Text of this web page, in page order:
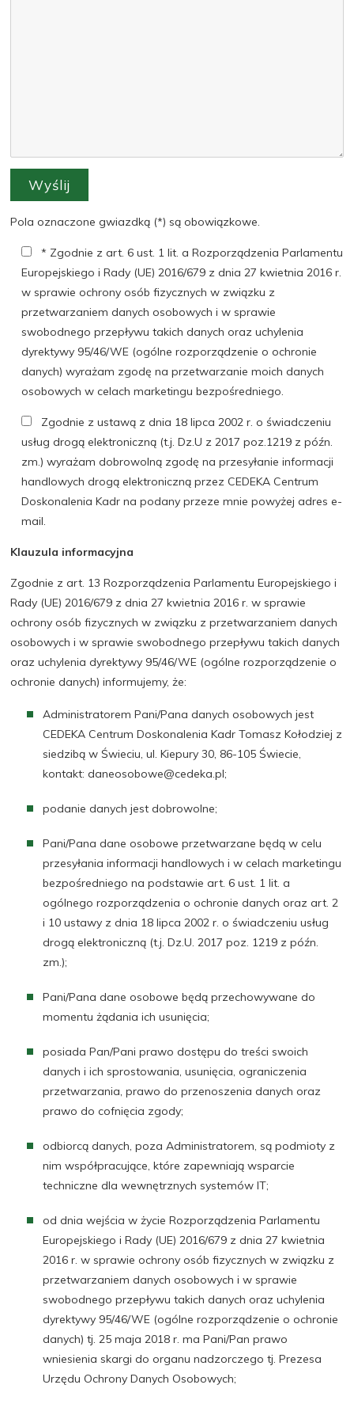
Pola oznaczone gwiazdką (*) są obowiązkowe.
* Zgodnie z art. 6 ust. 1 lit. a Rozporządzenia Parlamentu
Europejskiego i Rady (UE) 2016/679 z dnia 27 kwietnia 2016 r.
w sprawie ochrony osób fizycznych w związku z
przetwarzaniem danych osobowych i w sprawie
swobodnego przepływu takich danych oraz uchylenia
dyrektywy 95/46/WE (ogólne rozporządzenie o ochronie
danych) wyrażam zgodę na przetwarzanie moich danych
osobowych w celach marketingu bezpośredniego.
Zgodnie z ustawą z dnia 18 lipca 2002 r. o świadczeniu
usług drogą elektroniczną (t.j. Dz.U z 2017 poz.1219 z późn.
zm.) wyrażam dobrowolną zgodę na przesyłanie informacji
handlowych drogą elektroniczną przez CEDEKA Centrum
Doskonalenia Kadr na podany przeze mnie powyżej adres e-
mail.
Klauzula informacyjna
Zgodnie z art. 13 Rozporządzenia Parlamentu Europejskiego i
Rady (UE) 2016/679 z dnia 27 kwietnia 2016 r. w sprawie
ochrony osób fizycznych w związku z przetwarzaniem danych
osobowych i w sprawie swobodnego przepływu takich danych
oraz uchylenia dyrektywy 95/46/WE (ogólne rozporządzenie o
ochronie danych) informujemy, że:
Administratorem Pani/Pana danych osobowych jest
CEDEKA Centrum Doskonalenia Kadr Tomasz Kołodziej z
siedzibą w Świeciu, ul. Kiepury 30, 86-105 Świecie,
kontakt: daneosobowe@cedeka.pl;
podanie danych jest dobrowolne;
Pani/Pana dane osobowe przetwarzane będą w celu
przesyłania informacji handlowych i w celach marketingu
bezpośredniego na podstawie art. 6 ust. 1 lit. a
ogólnego rozporządzenia o ochronie danych oraz art. 2
i 10 ustawy z dnia 18 lipca 2002 r. o świadczeniu usług
drogą elektroniczną (t.j. Dz.U. 2017 poz. 1219 z późn.
zm.);
Pani/Pana dane osobowe będą przechowywane do
momentu żądania ich usunięcia;
posiada Pan/Pani prawo dostępu do treści swoich
danych i ich sprostowania, usunięcia, ograniczenia
przetwarzania, prawo do przenoszenia danych oraz
prawo do cofnięcia zgody;
odbiorcą danych, poza Administratorem, są podmioty z
nim współpracujące, które zapewniają wsparcie
techniczne dla wewnętrznych systemów IT;
od dnia wejścia w życie Rozporządzenia Parlamentu
Europejskiego i Rady (UE) 2016/679 z dnia 27 kwietnia
2016 r. w sprawie ochrony osób fizycznych w związku z
przetwarzaniem danych osobowych i w sprawie
swobodnego przepływu takich danych oraz uchylenia
dyrektywy 95/46/WE (ogólne rozporządzenie o ochronie
danych) tj. 25 maja 2018 r. ma Pani/Pan prawo
wniesienia skargi do organu nadzorczego tj. Prezesa
Urzędu Ochrony Danych Osobowych;